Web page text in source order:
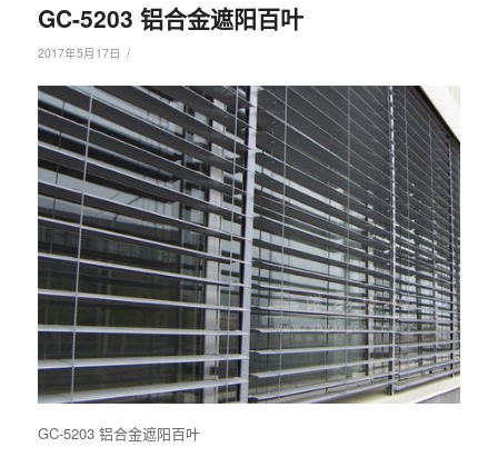
GC-5203 铝合金遮阳百叶
2017年5月17日 /
GC-5203 铝合金遮阳百叶